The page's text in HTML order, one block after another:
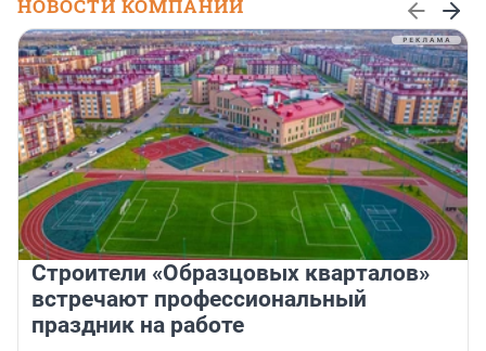
НОВОСТИ КОМПАНИЙ
Строители «Образцовых кварталов»
встречают профессиональный
праздник на работе